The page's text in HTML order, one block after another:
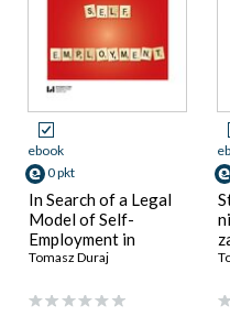
ebook
0 pkt
In Search of a Legal
Model of Self-
Employment in
Poland. A
Analysis Part II
Tomasz Duraj